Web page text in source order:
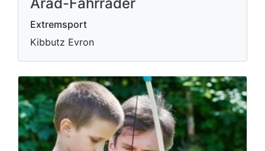
Extremsport
Kibbutz Evron